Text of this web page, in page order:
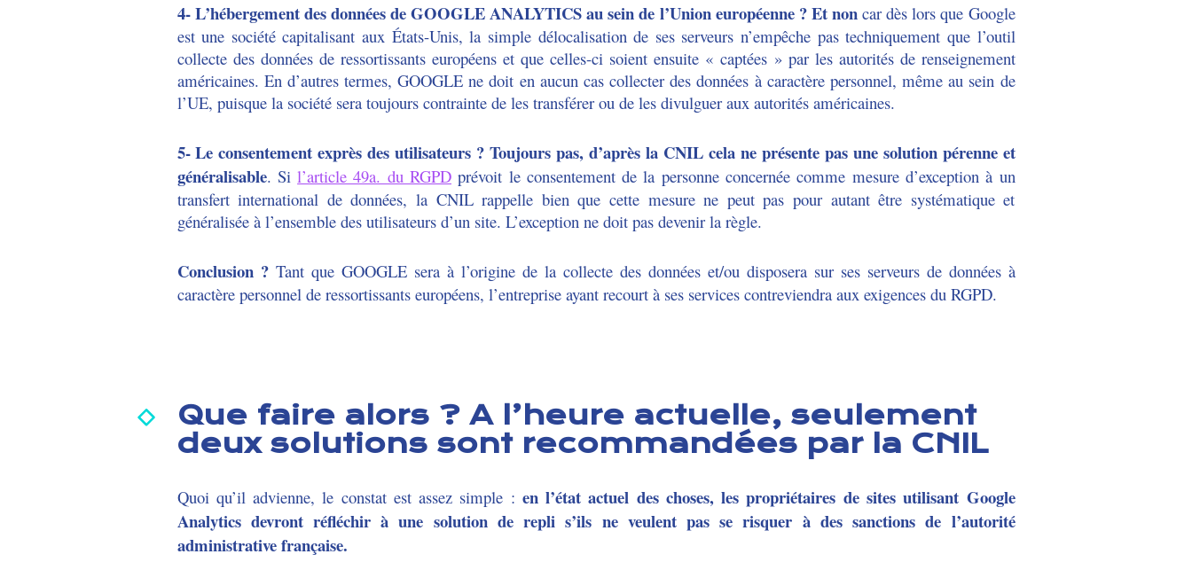
4- L’hébergement des données de GOOGLE ANALYTICS au sein de l’Union européenne ?Et noncar dès lors que Google
est une société capitalisant aux États-Unis, la simple délocalisation de ses serveurs n’empêche pas techniquement que l’outil
collecte des données de ressortissants européens et que celles-ci soient ensuite « captées » par les autorités de renseignement
américaines. En d’autres termes, GOOGLE ne doit en aucun cas collecter des données à caractère personnel, même au sein de
l’UE, puisque la société sera toujours contrainte de les transférer ou de les divulguer aux autorités américaines.
5- Le consentement exprès des utilisateurs ? Toujours pas, d’après la CNIL cela ne présente pas une solution pérenne et
généralisable. Sil’article 49a. du RGPDprévoit le consentement de la personne concernée comme mesure d’exception à un
transfert international de données, la CNIL rappelle bien que cette mesure ne peut pas pour autant être systématique et
généralisée à l’ensemble des utilisateurs d’un site. L’exception ne doit pas devenir la règle.
Conclusion ? Tant que GOOGLE sera à l’origine de la collecte des données et/ou disposera sur ses serveurs de données à
caractère personnel de ressortissants européens, l’entreprise ayant recourt à ses services contreviendra aux exigences du RGPD.
Que faire alors ? A l’heure actuelle, seulement
deux solutions sont recommandées par la CNIL
Quoi qu’il advienne, le constat est assez simple : en l’état actuel des choses, les propriétaires de sites utilisant Google
Analytics devront réfléchir à une solution de repli s’ils ne veulent pas se risquer à des sanctions de l’autorité
administrative française.